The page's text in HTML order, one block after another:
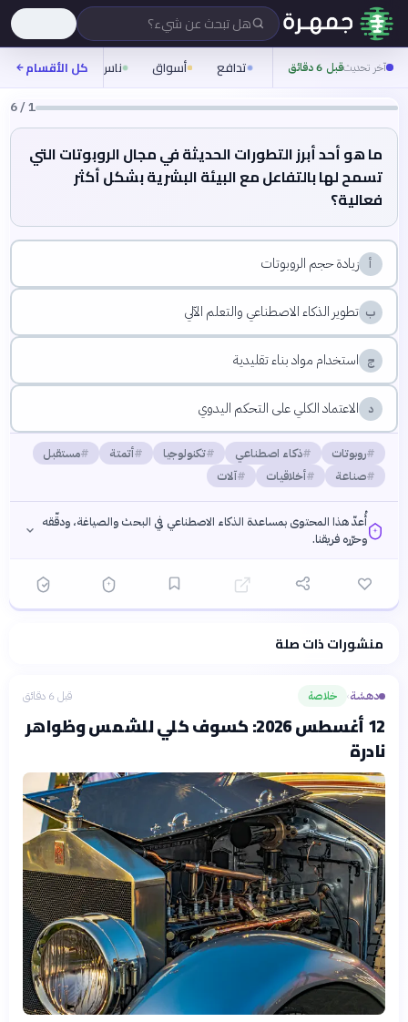
هل تبحث عن شيء؟
آخر تحديثقبل 6 دقائق تدافع أسواق ناس روح
كل الأقسام
1
/
6
ما هو أحد أبرز التطورات الحديثة في مجال الروبوتات التي
تسمح لها بالتفاعل مع البيئة البشرية بشكل أكثر
فعالية؟
أ زيادة حجم الروبوتات
ب تطوير الذكاء الاصطناعي والتعلم الآلي
ج استخدام مواد بناء تقليدية
د الاعتماد الكلي على التحكم اليدوي
روبوتات ذكاء اصطناعي تكنولوجيا أتمتة
مستقبل
صناعة
أخلاقيات آلات
أُعدّ هذا المحتوى بمساعدة الذكاء الاصطناعي في البحث والصياغة، ودقّقه
وحرّره فريقنا.
فلسفتنا المعرفية· سياسة الذكاء الاصطناعيمنشورات ذات صلة
دهشة› خلاصة قبل 6 دقائق
12 أغسطس 2026: كسوف كلي للشمس وظواهر
نادرة